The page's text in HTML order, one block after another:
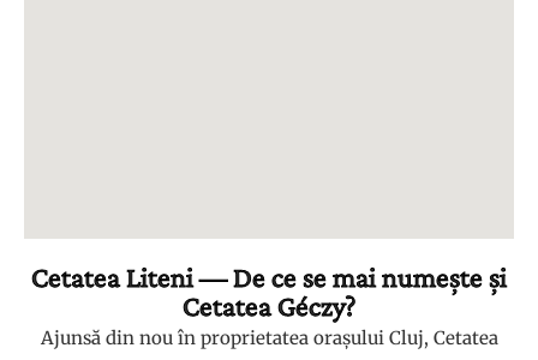
Cetatea Liteni — De ce se mai numește și
Cetatea Géczy?
Ajunsă din nou în proprietatea orașului Cluj, Cetatea